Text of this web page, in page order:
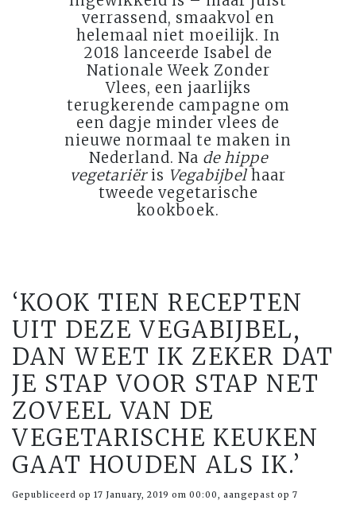
verrassend, smaakvol en
helemaal niet moeilijk. In
2018 lanceerde Isabel de
Nationale Week Zonder
Vlees, een jaarlijks
terugkerende campagne om
een dagje minder vlees de
nieuwe normaal te maken in
Nederland. Na de hippe
vegetariëris Vegabijbel haar
tweede vegetarische
kookboek.
‘KOOK TIEN RECEPTEN
UIT DEZE VEGABIJBEL,
DAN WEET IK ZEKER DAT
JE STAP VOOR STAP NET
ZOVEEL VAN DE
VEGETARISCHE KEUKEN
GAAT HOUDEN ALS IK.’
Gepubliceerd op 17 January, 2019 om 00:00, aangepast op 7